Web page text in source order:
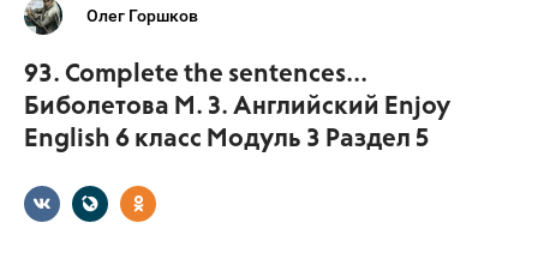
Олег Горшков
93. Complete the sentences...
Биболетова М. З. Английский Enjoy
English 6 класс Модуль 3 Раздел 5